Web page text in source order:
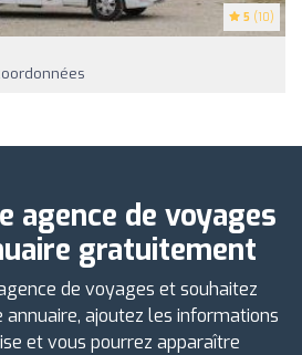
5 (10)
agence de voyages
gratuitement
de voyages et souhaitez
ajoutez les informations
et vous pourrez apparaître